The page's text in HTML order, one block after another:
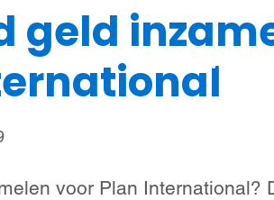
meisjes Nieuws & verhalen
geld
voor Plan International?